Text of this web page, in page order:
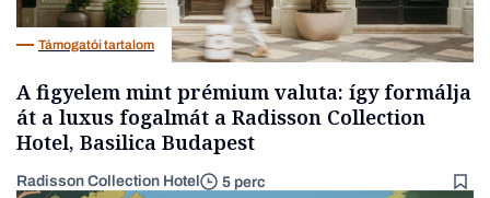
Támogatói tartalom
A figyelem mint prémium valuta: így formálja
át a luxus fogalmát a Radisson Collection
Hotel, Basilica Budapest
Radisson Collection Hotel 5 perc